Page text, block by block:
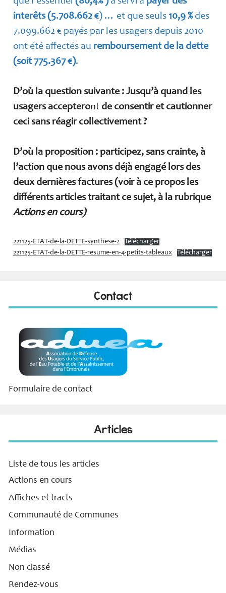
interêts (5.708.662 €) … et que seuls 10,9 %des
7.099.662 € payés par les usagers depuis 2010
ont été affectés au remboursement de la dette
(soit 775.367 €).
D’où la question suivante : Jusqu’à quand les
usagers accepteront de consentir et cautionner
ceci sans réagir collectivement ?
D’où la proposition : participez, sans crainte, à
l’action que nous avons déjà engagé lors des
deux dernières factures (voir à ce propos les
différents articles traitant ce sujet, à la rubrique
Actions en cours)
221125-ETAT-de-la-DETTE-synthese-2
Télécharger
221125-ETAT-de-la-DETTE-resume-en-4-petits-tableaux
Télécharger
Contact
Formulaire de contact
Articles
Liste de tous les articles
Actions en cours
Affiches et tracts
Communauté de Communes
Information
Médias
Non classé
Rendez-vous